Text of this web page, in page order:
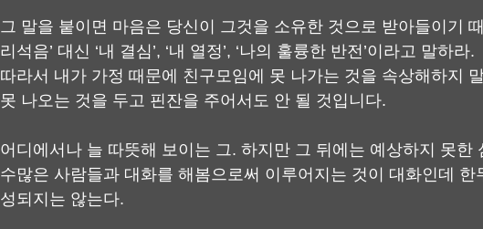
그 말을 붙이면 마음은 당신이 그것을 소유한 것으로 받아들이기 때
리석음’ 대신 ‘내 결심’, ‘내 열정’, ‘나의 훌륭한 반전’이라고 말하라.
따라서 내가 가정 때문에 친구모임에 못 나가는 것을 속상해하지
못 나오는 것을 두고 핀잔을 주어서도 안 될 것입니다.
어디에서나 늘 따뜻해 보이는 그. 하지만 그 뒤에는 예상하지 못
수많은 사람들과 대화를 해봄으로써 이루어지는 것이 대화인데
성되지는 않는다.